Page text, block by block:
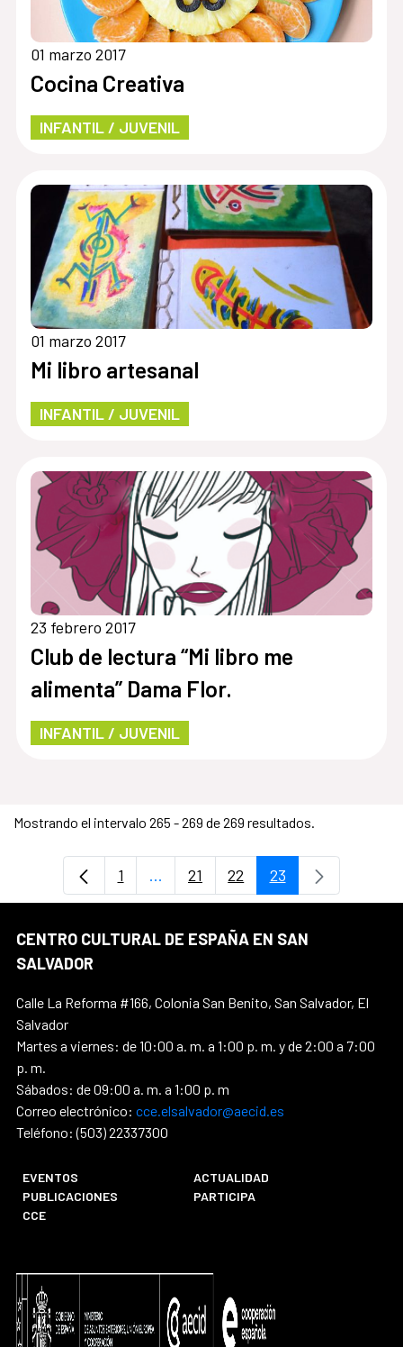
01 marzo 2017
Cocina Creativa
INFANTIL / JUVENIL
01 marzo 2017
Mi libro artesanal
INFANTIL / JUVENIL
23 febrero 2017
Club de lectura “Mi libro me
alimenta” Dama Flor.
INFANTIL / JUVENIL
Mostrando el intervalo 265 - 269 de 269 resultados.
Página
1 ...Páginas intermedias Use TAB para
Página
21 Página
22 Página
23
CENTRO CULTURAL DE ESPAÑA EN SAN
SALVADOR
Calle La Reforma #166, Colonia San Benito, San Salvador, El
Salvador
Martes a viernes: de 10:00 a. m. a 1:00 p. m. y de 2:00 a 7:00
p. m.
Sábados: de 09:00 a. m. a 1:00 p. m
Correo electrónico: cce.elsalvador@aecid.es
Teléfono: (503) 22337300
EVENTOS
ACTUALIDAD
PUBLICACIONES
PARTICIPA
CCE